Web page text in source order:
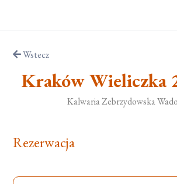
Wstecz
Kraków Wieliczka
Kalwaria Zebrzydowska
Rezerwacja